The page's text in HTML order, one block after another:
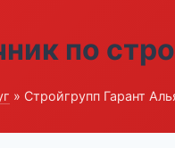
по
» Стройгрупп Гарант